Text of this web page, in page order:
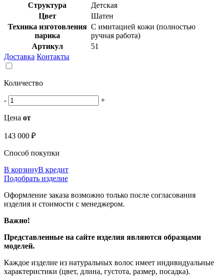
Структура
Детская
Цвет
Шатен
Техника изготовления
парика
С имитацией кожи (полностью
ручная работа)
Артикул
51
Доставка Контакты
Количество
- +
Цена от
143 000 ₽
Способ покупки
В корзинуВ кредит
Подобрать изделие
Оформление заказа возможно только после согласования
изделия и стоимости с менеджером.
Важно!
Представленные на сайте изделия являются образцами
моделей.
Каждое изделие из натуральных волос имеет индивидуальные
характеристики (цвет, длина, густота, размер, посадка).